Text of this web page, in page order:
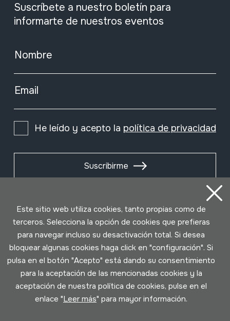
Suscríbete a nuestro boletín para
informarte de nuestros eventos
Nombre
Email
He leído y acepto la política de privacidad
Suscribirme
Condiciones de uso
Política de privacidad
Este sitio web utiliza cookies, tanto propias como de
terceros. Selecciona la opción de cookies que prefieras
para navegar incluso su desactivación total. Si desea
bloquear algunas cookies haga click en "configuración". Si
pulsa en el botón "Acepto" está dando su consentimiento
para la aceptación de las mencionadas cookies y la
aceptación de nuestra política de cookies, pulse en el
enlace "Leer más" para mayor información.